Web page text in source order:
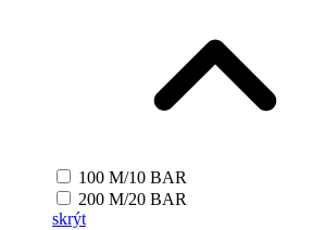
100 M/10 BAR
200 M/20 BAR
skrýt